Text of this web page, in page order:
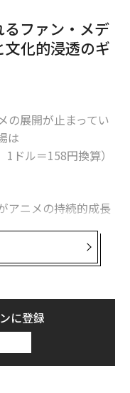
発売中
語る次なる米国市場での
が起きているのか
と鬼滅の刃が2強
ファン・メデ
化的浸透のギ
の展開が止まってい
は
1ドル＝158円換算）
アニメの持続的成長
影響力を広げていく
ツへの検閲が強まっ
な高まりより前か
への関心が徐々に低
所の
ユーザーは初めて日
に登録